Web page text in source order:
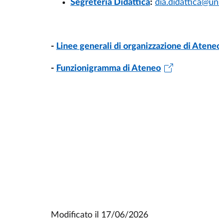
Segreteria Didattica:
- Linee generali di organizzazione di
- Funzionigramma di Ateneo
Modificato il 17/06/2026